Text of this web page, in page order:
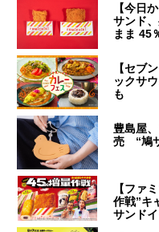
【今日
サンド
まま 45
【セブ
ックサ
も
豊島屋
売 “鳩
【ファ
作戦”キ
サンド